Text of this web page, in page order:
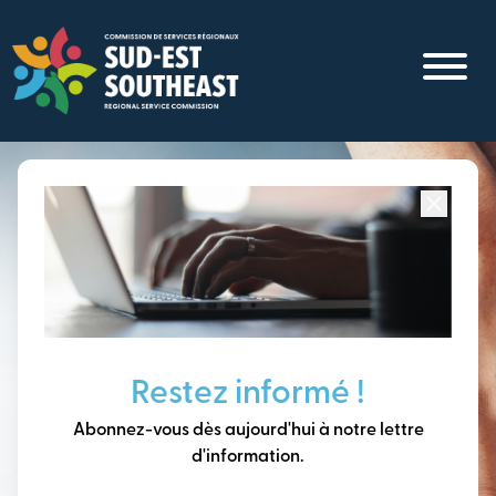
contenu
principal
Restez informé !
Abonnez-vous dès aujourd'hui à notre lettre
d'information.
Concentré sur toutes les communautés du
Nouveau-Brunswick
construire notre avenir